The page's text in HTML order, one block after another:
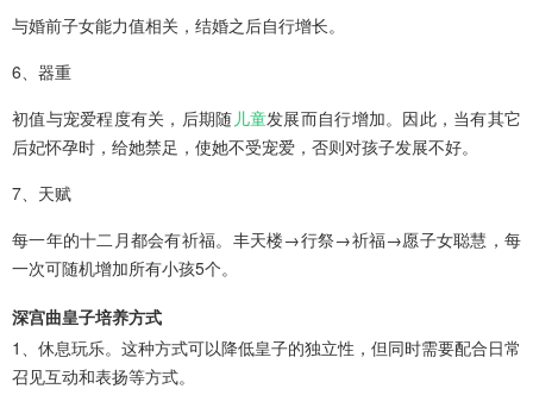
与婚前子女能力值相关，结婚之后自行增长。
6、器重
初值与宠爱程度有关，后期随 儿童发展而自行增加。因此，当有其它
后妃怀孕时，给她禁足，使她不受宠爱，否则对孩子发展不好。
7、天赋
每一年的十二月都会有祈福。丰天楼→行祭→祈福→愿子女聪慧，每
一次可随机增加所有小孩5个。
深宫曲皇子培养方式
1、休息玩乐。这种方式可以降低皇子的独立性，但同时需要配合日常
召见互动和表扬等方式。